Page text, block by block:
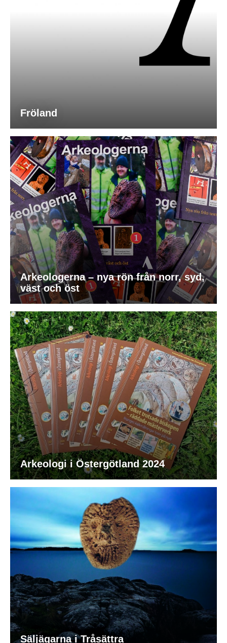
Fröland
Arkeologerna – nya rön från norr, syd,
väst och öst
Arkeologi i Östergötland 2024
Säljägarna i Tråsättra